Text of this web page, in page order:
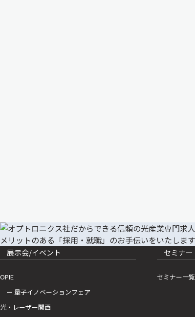
展示会/イベント
OPIE
ー 量子イノベーションフェア
光・レーザー関西
セミナー
セミナー一覧